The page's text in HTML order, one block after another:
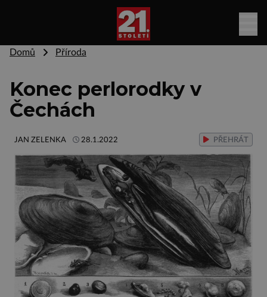
Domů Příroda
Konec perlorodky v
Čechách
JAN ZELENKA 28.1.2022 PŘEHRÁT